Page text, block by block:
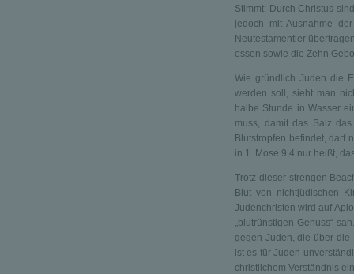
Stimmt: Durch Christus
jedoch mit Ausnahme
Neutestamentler
essen sowie die Zehn
Wie gründlich Juden die
werden soll, sieht man
halbe Stunde in Wasser
muss, damit das Salz
Blutstropfen befindet, darf
in 1. Mose 9,4 nur heißt,
Trotz dieser strengen
Blut von nichtjüdischen
Judenchristen wird auf
„blutrünstigen Genuss“
gegen Juden, die über die
ist es für Juden
christlichem Verständnis